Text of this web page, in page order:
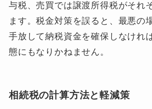
与税、売買では譲渡所得税がそれ
ます。税金対策を誤ると、最悪の
手放して納税資金を確保しなけれ
態にもなりかねません。
相続税の計算方法と軽減策